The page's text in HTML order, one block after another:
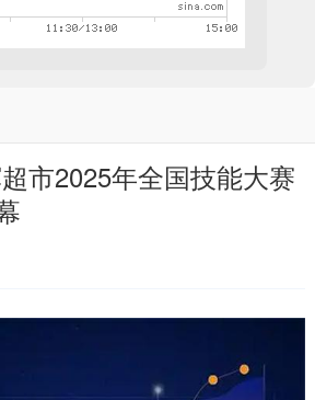
市2025年全国技能大赛